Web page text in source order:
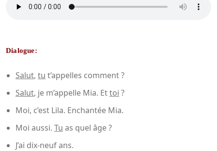
Dialogue:
Salut, tu t’appelles comment ?
Salut, je m’appelle Mia. Ettoi ?
Moi, c’est Lila. Enchantée Mia.
Moi aussi. Tu as quel âge ?
J’ai dix-neuf ans.